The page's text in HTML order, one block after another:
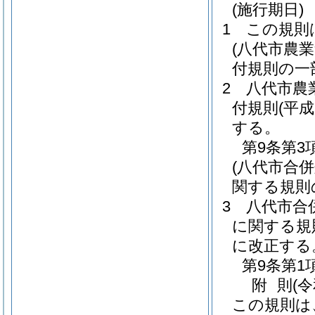
(施行期日)
1
この規則
(八代市農
付規則の一
2
八代市農
付規則 (平
する。
第9条第3
(八代市合
関する規
3
八代市合
に関する規
に改正する
第9条第1
附 則 (
この規則